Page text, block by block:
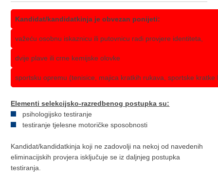
Kandidat/kandidatkinja je obvezan ponijeti:
važeću osobnu iskaznicu ili putovnicu radi provjere identiteta,
dvije plave ili crne kemijske olovke
sportsku opremu (tenisice, majica kratkih rukava, sportske
Elementi selekcijsko-razredbenog postupka su:
psihologijsko testiranje
testiranje tjelesne motoričke sposobnosti
Kandidat/kandidatkinja koji ne zadovolji na nekoj od navedenih
eliminacijskih provjera isključuje se iz daljnjeg postupka
testiranja.